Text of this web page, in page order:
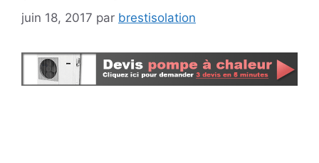
juin 18, 2017 par brestisolation